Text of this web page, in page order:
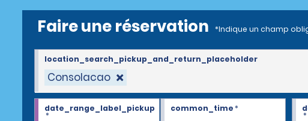
Faire une réservation *Indique un champ
Consolacao
location_search_pickup_and_return_placeholder
date_range_label_pickup
*
common_time*
*